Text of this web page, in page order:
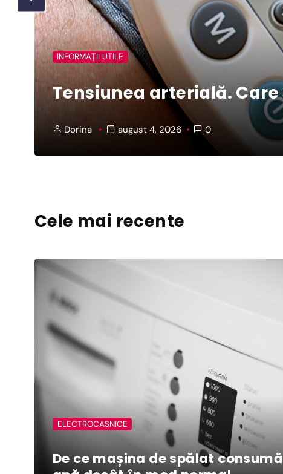
INFORMAȚII UTILE
Tensiunea arterială.
Dorina august 4, 2026 0
Cele mai recente
ELECTROCASNICE
De ce mașina de spălat